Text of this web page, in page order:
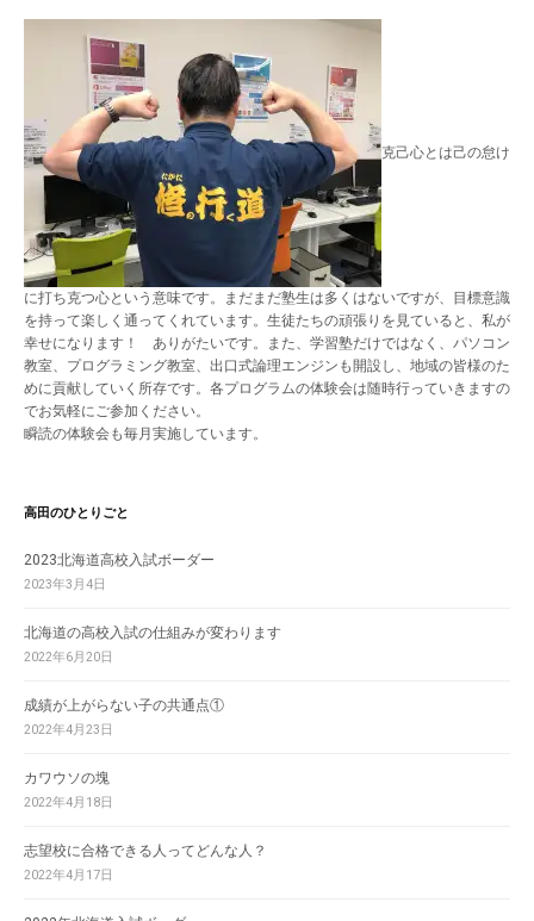
克己心とは己の怠け
に打ち克つ心という意味です。まだまだ塾生は多くはないですが、目標意識
を持って楽しく通ってくれています。生徒たちの頑張りを見ていると、私が
幸せになります！ ありがたいです。また、学習塾だけではなく、パソコン
教室、プログラミング教室、出口式論理エンジンも開設し、地域の皆様のた
めに貢献していく所存です。各プログラムの体験会は随時行っていきますの
でお気軽にご参加ください。
瞬読の体験会も毎月実施しています。
高田のひとりごと
2023北海道高校入試ボーダー
2023年3月4日
北海道の高校入試の仕組みが変わります
2022年6月20日
成績が上がらない子の共通点①
2022年4月23日
カワウソの塊
2022年4月18日
志望校に合格できる人ってどんな人？
2022年4月17日